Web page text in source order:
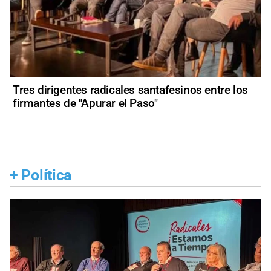
Tres dirigentes radicales santafesinos entre los
firmantes de "Apurar el Paso"
+ Política